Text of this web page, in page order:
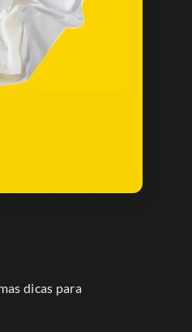
dicas para